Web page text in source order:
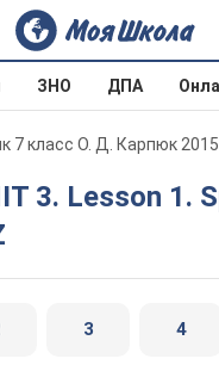
ЗНО ДПА
7 класс О. Д. Карпюк 2015
3 4